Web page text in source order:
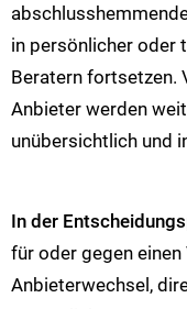
in persönlicher oder
Beratern fortsetzen.
Anbieter werden
unübersichtlich und
In der
für oder gegen
Anbieterwechsel,